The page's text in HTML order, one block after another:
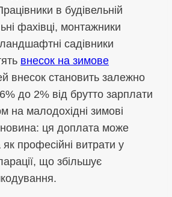
в будівельній
фахівці, монтажники
садівники
внесок на зимове
внесок становить залежно
до 2% від брутто зарплати
на малодохідні зимові
ця доплата може
професійні витрати у
що збільшує